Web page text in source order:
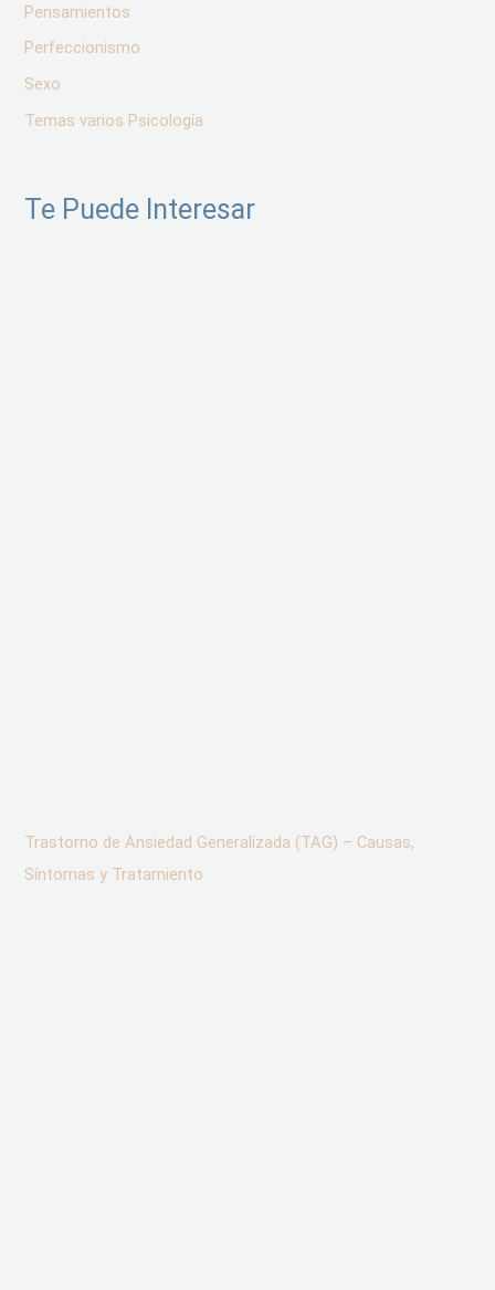
Pensamientos
Perfeccionismo
Sexo
Temas varios Psicología
Te Puede Interesar
Trastorno de Ansiedad Generalizada (TAG) – Causas,
Síntomas y Tratamiento